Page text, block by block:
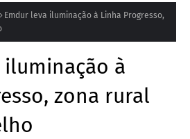
Emdur leva iluminação à Linha Progresso,
iluminação à
zona rural